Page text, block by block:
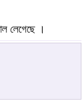
লেগেছে ।